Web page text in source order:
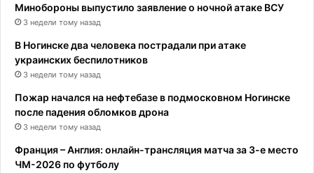
Минобороны выпустило заявление о ночной атаке ВСУ
3 недели тому назад
В Ногинске два человека пострадали при атаке
украинских беспилотников
3 недели тому назад
Пожар начался на нефтебазе в подмосковном Ногинске
после падения обломков дрона
3 недели тому назад
Франция – Англия: онлайн-трансляция матча за 3-е место
ЧМ-2026 по футболу